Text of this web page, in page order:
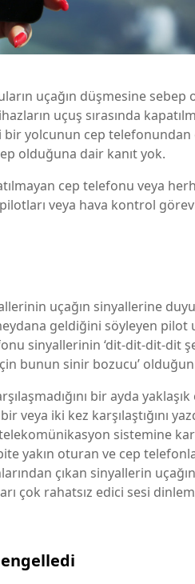
uçağın düşmesine sebep
uçuş sırasında
yolcunun cep telefonundan
olduğuna dair kanıt yok.
cep telefonu veya
veya hava kontrol
uçağın sinyallerine
geldiğini söyleyen pilot
sinyallerinin ‘dit-dit-dit-dit
bunun sinir bozucu’
bir ayda yaklaşık
iki kez karşılaştığını
sistemine
yakın oturan ve cep
çıkan sinyallerin uçağın
çok rahatsız edici sesi